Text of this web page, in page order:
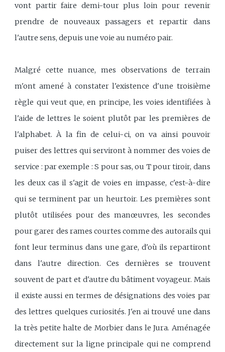
vont partir faire demi-tour plus loin pour revenir
prendre de nouveaux passagers et repartir dans
l'autre sens, depuis une voie au numéro pair.
Malgré cette nuance, mes observations de terrain
m'ont amené à constater l'existence d'une troisième
règle qui veut que, en principe, les voies identifiées à
l'aide de lettres le soient plutôt par les premières de
l'alphabet. À la fin de celui-ci, on va ainsi pouvoir
puiser des lettres qui serviront à nommer des voies de
service : par exemple : S pour sas, ou T pour tiroir, dans
les deux cas il s'agit de voies en impasse, c'est-à-dire
qui se terminent par un heurtoir. Les premières sont
plutôt utilisées pour des manœuvres, les secondes
pour garer des rames courtes comme des autorails qui
font leur terminus dans une gare, d'où ils repartiront
dans l'autre direction. Ces dernières se trouvent
souvent de part et d'autre du bâtiment voyageur. Mais
il existe aussi en termes de désignations des voies par
des lettres quelques curiosités. J'en ai trouvé une dans
la très petite halte de Morbier dans le Jura. Aménagée
directement sur la ligne principale qui ne comprend